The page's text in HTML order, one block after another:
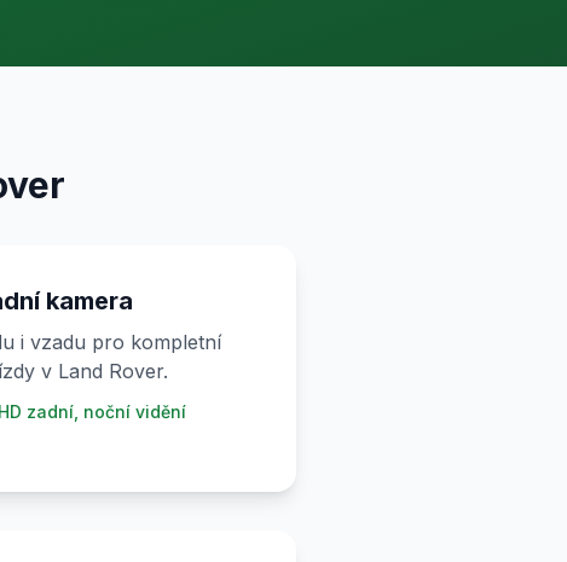
kamera
i vzadu pro kompletní
v Land Rover.
zadní, noční vidění